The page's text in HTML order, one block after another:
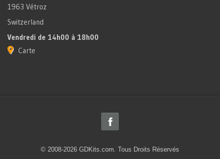
1963 Vétroz
Switzerland
Vendredi de 14h00 à 18h00
Carte
© 2008-2026 GDKits.com. Tous Droits Réservés